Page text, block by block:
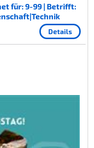
für: 9-99 | Betrifft:
Details